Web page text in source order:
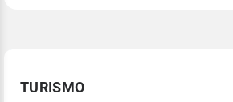
TURISMO